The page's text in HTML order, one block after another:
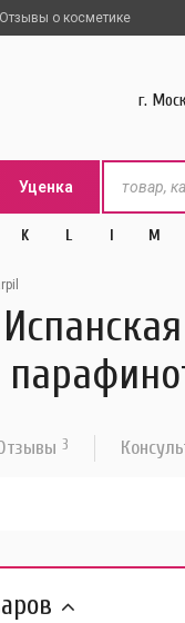
Отзывы о косметике
г.
Уценка
K L l M
3